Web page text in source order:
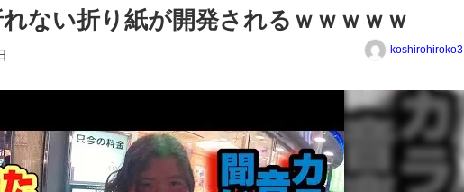
れない折り紙が開発されるｗｗｗｗｗ
koshirohiroko3